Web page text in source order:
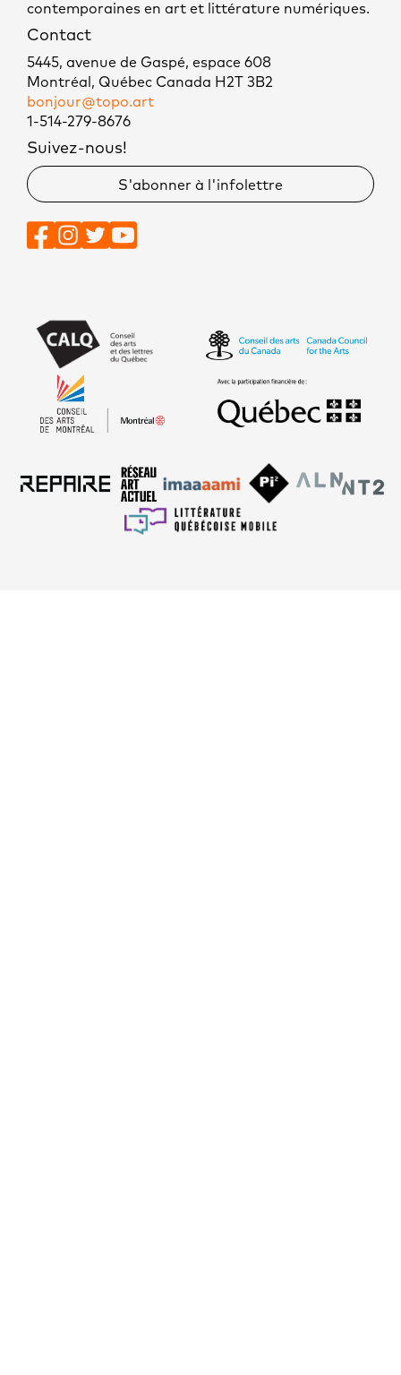
contemporaines en art et littérature numériques.
Contact
5445, avenue de Gaspé, espace 608
Montréal, Québec Canada H2T 3B2
bonjour@topo.art
1-514-279-8676
Suivez-nous!
S'abonner à l'infolettre